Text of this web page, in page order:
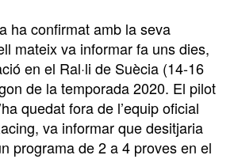
ha confirmat amb la seva
mateix va informar fa uns dies,
en el Ral·li de Suècia (14-16
de la temporada 2020. El pilot
quedat fora de l’equip oficial
va informar que desitjaria
programa de 2 a 4 proves en el